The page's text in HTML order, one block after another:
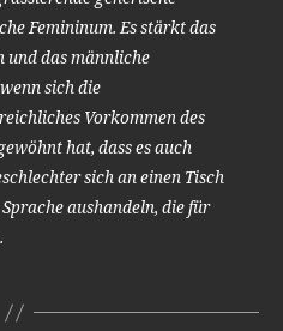
Femininum. Es stärkt das
und das männliche
sich die
Vorkommen des
hat, dass es auch
sich an einen Tisch
aushandeln, die für